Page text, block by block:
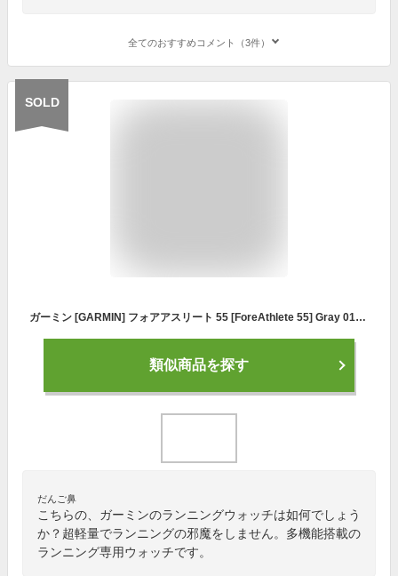
全てのおすすめコメント（3件）
SOLD
ガーミン [GARMIN] フォアアスリート 55 [ForeAthlete 55] Gray 010-02562-43 ランニング GPS スマートウォッチ iphone android 軽量 光学心拍計 メンズ レディース 腕時計 時計 [ラッピング無料 内祝い ギフト]
類似商品を探す
だんご鼻
こちらの、ガーミンのランニングウォッチは如何でしょう
か？超軽量でランニングの邪魔をしません。多機能搭載の
ランニング専用ウォッチです。